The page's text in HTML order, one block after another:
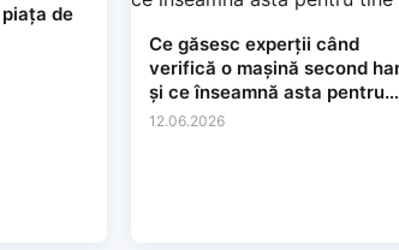
de
Ce găsesc experții când
verifică o mașină second
și ce înseamnă asta pentru
tine
12.06.2026